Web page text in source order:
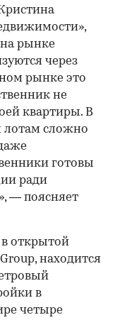
рынке
через
рынке это
не
квартиры. В
лотам сложно
готовы
ради
— поясняет
открытой
находится
в
четыре